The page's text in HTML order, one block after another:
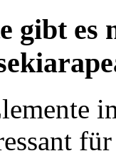
gibt